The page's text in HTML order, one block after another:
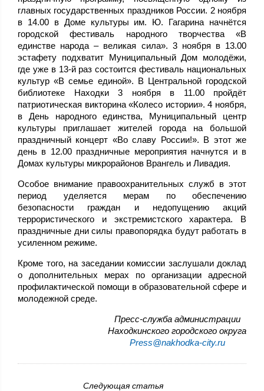
главных государственных праздников России. 2 ноября
в 14.00 в Доме культуры им. Ю. Гагарина начнётся
городской фестиваль народного творчества «В
единстве народа – великая сила». 3 ноября в 13.00
эстафету подхватит Муниципальный Дом молодёжи,
где уже в 13-й раз состоится фестиваль национальных
культур «В семье единой». В Центральной городской
библиотеке Находки 3 ноября в 11.00 пройдёт
патриотическая викторина «Колесо истории». 4 ноября,
в День народного единства, Муниципальный центр
культуры приглашает жителей города на большой
праздничный концерт «Во славу России!». В этот же
день в 12.00 праздничные мероприятия начнутся и в
Домах культуры микрорайонов Врангель и Ливадия.
Особое внимание правоохранительных служб в этот
период уделяется мерам по обеспечению
безопасности граждан и недопущению акций
террористического и экстремистского характера. В
праздничные дни силы правопорядка будут работать в
усиленном режиме.
Кроме того, на заседании комиссии заслушали доклад
о дополнительных мерах по организации адресной
профилактической помощи в образовательной сфере и
молодежной среде.
Пресс-служба администрации
Находкинского городского округа
Press@nakhodka-city.ru
Следующая статья